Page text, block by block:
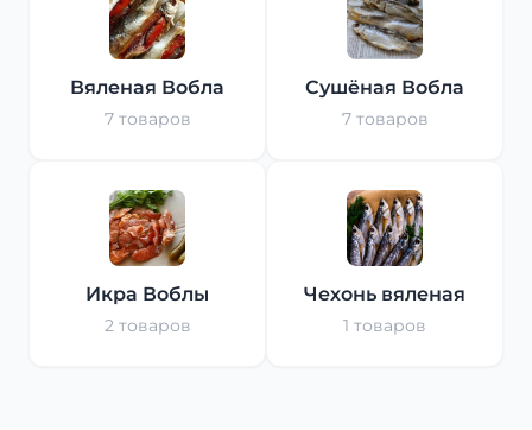
Вяленая Вобла
7 товаров
Сушёная Вобла
7 товаров
Икра Воблы
2 товаров
Чехонь вяленая
1 товаров